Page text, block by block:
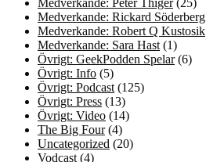
Medverkande: Peter Thiger(25)
Medverkande: Rickard Söderberg
Medverkande: Robert Q Kustosik
Medverkande: Sara Hast (1)
Övrigt: GeekPodden Spelar(6)
Övrigt: Info (5)
Övrigt: Podcast (125)
Övrigt: Press (13)
Övrigt: Video (14)
The Big Four(4)
Uncategorized (20)
Vodcast (4)